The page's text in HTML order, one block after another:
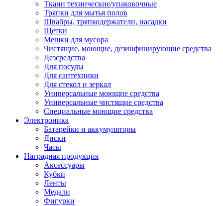
Ткани технические/упаковочные
Тряпки для мытья полов
Швабры, тряпкодержатели, насадки
Щетки
Мешки для мусора
Чистящие, моющие, дезинфицирующие средства
Дезсредства
Для посуды
Для сантехники
Для стекол и зеркал
Универсальные моющие средства
Универсальные чистящие средства
Специальные моющие средства
Электроника
Батарейки и аккумуляторы
Диски
Часы
Наградная продукция
Аксессуары
Кубки
Ленты
Медали
Фигурки